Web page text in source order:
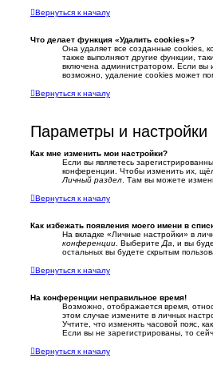
Вернуться к началу
Что делает функция «Удалить cookies»?
Она удаляет все созданные cookies,
также выполняют другие функции,
включена администратором. Если вы
возможно, удаление cookies может
Вернуться к началу
Параметры и настройки
Как мне изменить мои настройки?
Если вы являетесь
конференции. Чтобы изменить их,
Личный раздел. Там вы можете
Вернуться к началу
Как избежать появления моего имени в
На вкладке «Личные настройки» в
конференции. ВыберитеДа, и вы
остальных вы будете скрытым
Вернуться к началу
На конференции неправильное время!
Возможно, отображается время,
этом случае измените в личных
Учтите, что изменять часовой пояс,
Если вы не зарегистрированы, то
Вернуться к началу